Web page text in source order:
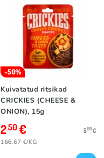
-50%
Kuivatatud ritsikad
CRICKIES (CHEESE &
ONION), 15g
250€ 500€
166.67 €/KG